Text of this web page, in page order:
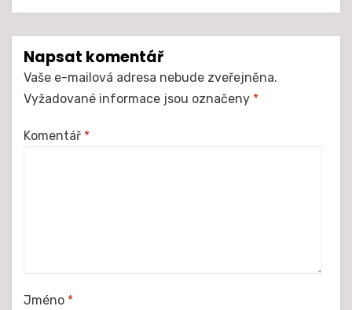
Napsat komentář
Vaše e-mailová adresa nebude zveřejněna.
Vyžadované informace jsou označeny *
Komentář *
Jméno *